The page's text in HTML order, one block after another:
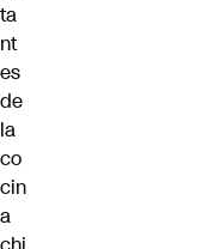
ta
nt
es
de
la
co
cin
a